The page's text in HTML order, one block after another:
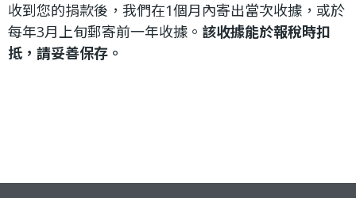
社
會
利
收到您的捐款後，我們在1個月內寄出當次收據，或於
每年3月上旬郵寄前一年收據。 該收據能於報稅時扣
抵，請妥善保存。